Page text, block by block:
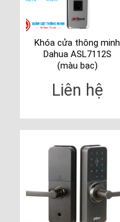
Khóa cửa thông minh
Dahua ASL7112S
(màu bạc)
Liên hệ